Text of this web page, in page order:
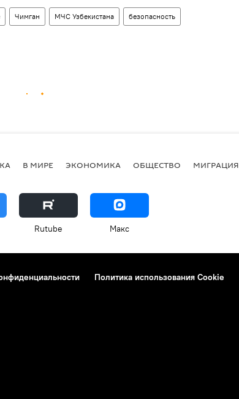
Чимган МЧС Узбекистана безопасность
В МИРЕ ЭКОНОМИКА ОБЩЕСТВО МИГРАЦИЯ
Rutube Макс
Политика использования Cookie